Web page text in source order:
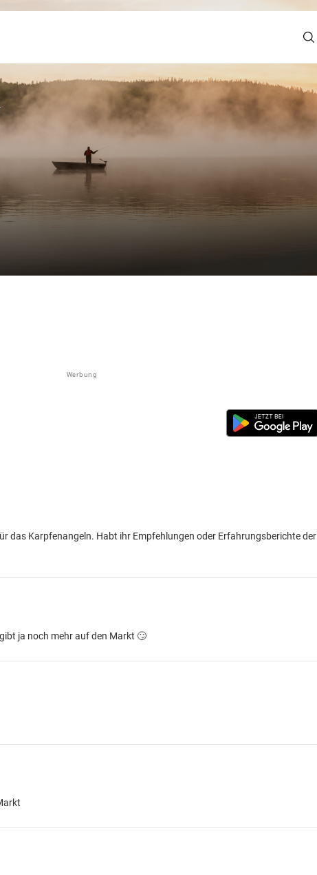
Werbung
das Karpfenangeln. Habt ihr Empfehlungen oder Erfahrungsberichte der
ja noch mehr auf den Markt 🙄